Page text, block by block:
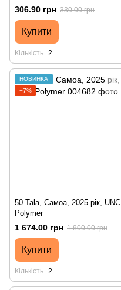
306.90 грн 330.00 грн
Купити
Кількість 2
НОВИНКА
−7%
50 Tala, Самоа, 2025 рік, UNC
Polymer
1 674.00 грн 1 800.00 грн
Купити
Кількість 2